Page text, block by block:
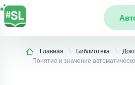
Главная Библиотека
Понятие и значение